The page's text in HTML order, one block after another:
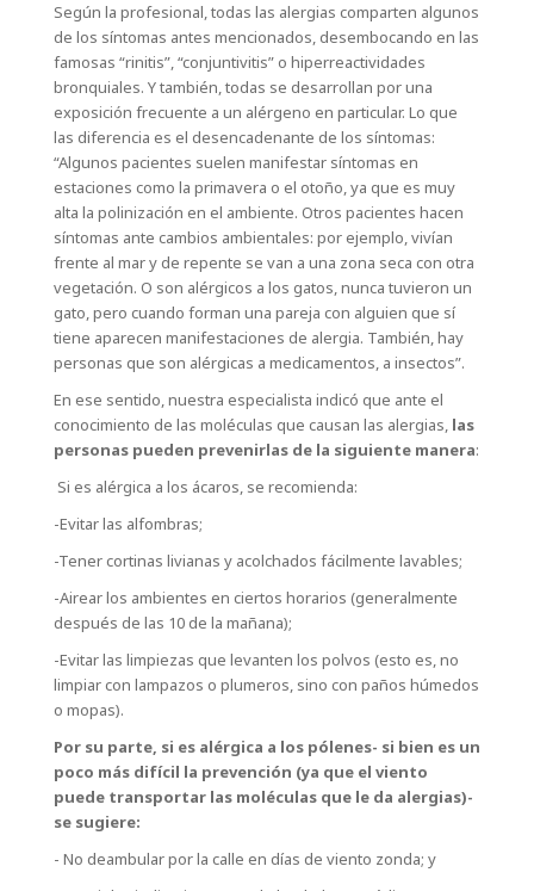
Según la profesional, todas las alergias comparten algunos
de los síntomas antes mencionados, desembocando en las
famosas “rinitis”, “conjuntivitis” o hiperreactividades
bronquiales. Y también, todas se desarrollan por una
exposición frecuente a un alérgeno en particular. Lo que
las diferencia es el desencadenante de los síntomas:
“Algunos pacientes suelen manifestar síntomas en
estaciones como la primavera o el otoño, ya que es muy
alta la polinización en el ambiente. Otros pacientes hacen
síntomas ante cambios ambientales: por ejemplo, vivían
frente al mar y de repente se van a una zona seca con otra
vegetación. O son alérgicos a los gatos, nunca tuvieron un
gato, pero cuando forman una pareja con alguien que sí
tiene aparecen manifestaciones de alergia. También, hay
personas que son alérgicas a medicamentos, a insectos”.
En ese sentido, nuestra especialista indicó que ante el
conocimiento de las moléculas que causan las alergias, las
personas pueden prevenirlas de la siguiente manera:
Si es alérgica a los ácaros, se recomienda:
-Evitar las alfombras;
-Tener cortinas livianas y acolchados fácilmente lavables;
-Airear los ambientes en ciertos horarios (generalmente
después de las 10 de la mañana);
-Evitar las limpiezas que levanten los polvos (esto es, no
limpiar con lampazos o plumeros, sino con paños húmedos
o mopas).
Por su parte, si es alérgica a los pólenes- si bien es un
poco más difícil la prevención (ya que el viento
puede transportar las moléculas que le da alergias)-
se sugiere:
- No deambular por la calle en días de viento zonda; y